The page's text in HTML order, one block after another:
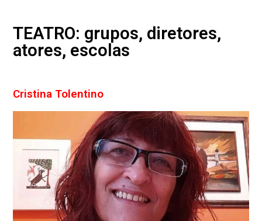
TEATRO: grupos, diretores,
atores, escolas
Cristina Tolentino